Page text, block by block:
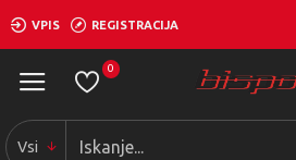
VPIS REGISTRACIJA
0
Vsi